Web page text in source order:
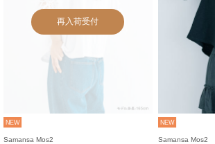
再入荷受付
NEW
Samansa Mos2
NEW
Samansa Mos2